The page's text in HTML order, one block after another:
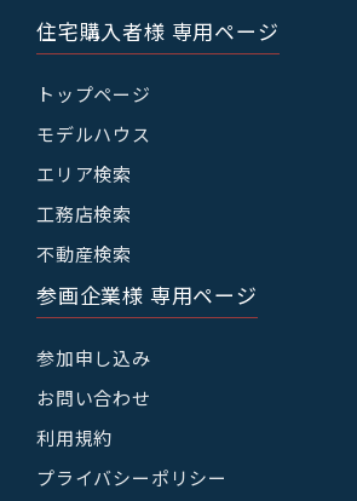
住宅購入者様 専用ページ
トップページ
モデルハウス
エリア検索
工務店検索
不動産検索
参画企業様 専用ページ
参加申し込み
お問い合わせ
利用規約
プライバシーポリシー